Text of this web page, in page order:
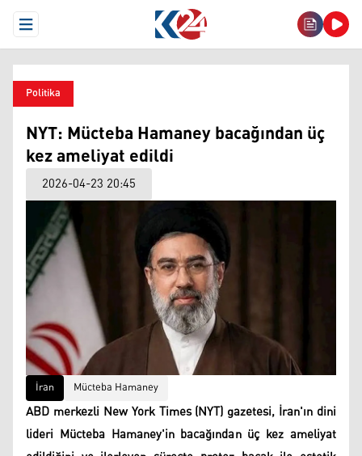
Open Menu
Politika
NYT: Mücteba Hamaney bacağından üç
kez ameliyat edildi
2026-04-23 20:45
İran Mücteba Hamaney
ABD merkezli New York Times (NYT) gazetesi, İran'ın dini
lideri Mücteba Hamaney'in bacağından üç kez ameliyat